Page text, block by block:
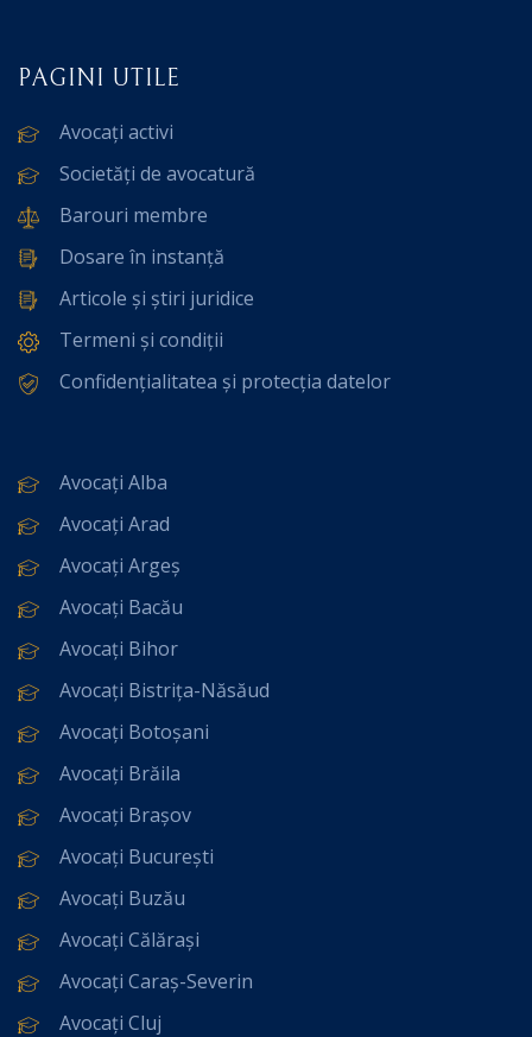
PAGINI UTILE
Avocați activi
Societăți de avocatură
Barouri membre
Dosare în instanță
Articole și știri juridice
Termeni și condiții
Confidențialitatea și protecția datelor
Avocați Alba
Avocați Arad
Avocați Argeș
Avocați Bacău
Avocați Bihor
Avocați Bistrița-Năsăud
Avocați Botoșani
Avocați Brăila
Avocați Brașov
Avocați București
Avocați Buzău
Avocați Călărași
Avocați Caraș-Severin
Avocați Cluj